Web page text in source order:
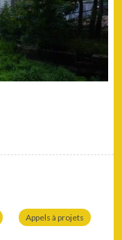
Appels à projets